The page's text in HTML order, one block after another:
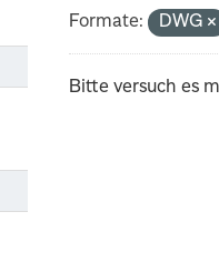
Formate: DWG
Bitte versuch es